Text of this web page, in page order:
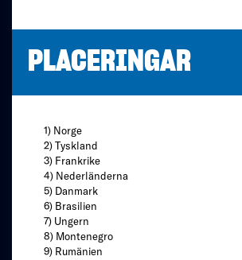
PLACERINGAR
1) Norge
2) Tyskland
3) Frankrike
4) Nederländerna
5) Danmark
6) Brasilien
7) Ungern
8) Montenegro
9) Rumänien